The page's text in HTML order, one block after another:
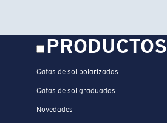
PRODUCTOS
Gafas de sol polarizadas
Gafas de sol graduadas
Novedades